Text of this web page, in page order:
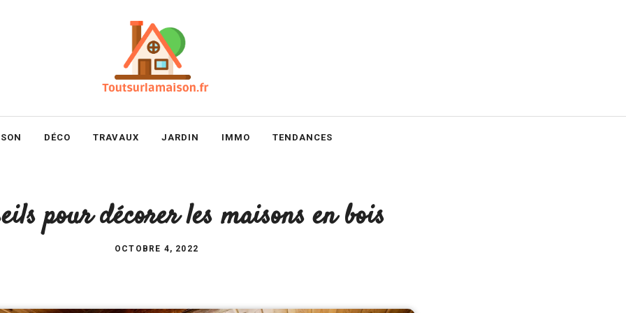
DÉCO TRAVAUX JARDIN IMMO TENDANCES
pour décorer les maisons en bois
OCTOBRE 4, 2022